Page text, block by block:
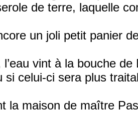
de terre, laquelle
un joli petit panier
vint à la bouche de
celui-ci sera plus
maison de maître